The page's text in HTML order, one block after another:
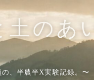
土のあ
、半農半X実験記録。〜